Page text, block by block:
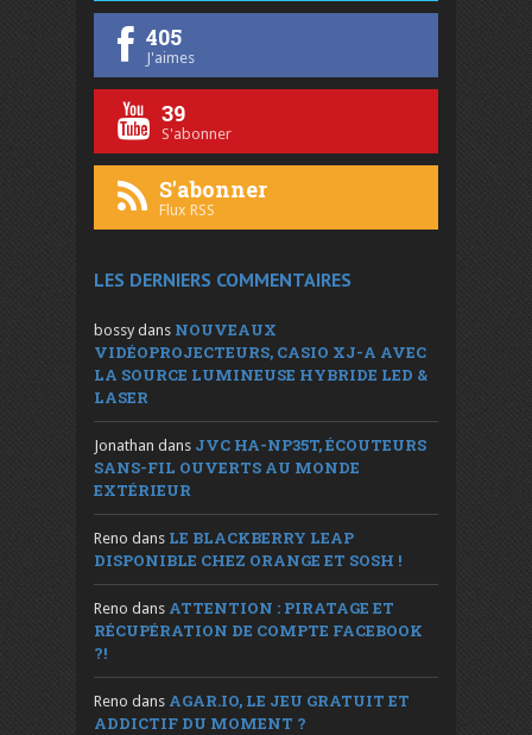
405
J'aimes
39
S'abonner
S'abonner
Flux RSS
LES DERNIERS COMMENTAIRES
bossy dans NOUVEAUX
VIDÉOPROJECTEURS, CASIO XJ-A AVEC
LA SOURCE LUMINEUSE HYBRIDE LED &
LASER
Jonathan dans JVC HA-NP35T, ÉCOUTEURS
SANS-FIL OUVERTS AU MONDE
EXTÉRIEUR
Reno dans LE BLACKBERRY LEAP
DISPONIBLE CHEZ ORANGE ET SOSH !
Reno dans ATTENTION : PIRATAGE ET
RÉCUPÉRATION DE COMPTE FACEBOOK
?!
Reno dans AGAR.IO, LE JEU GRATUIT ET
ADDICTIF DU MOMENT ?